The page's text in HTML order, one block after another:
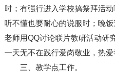
时；有强行进入学校搞祭拜活
听不懂也要耐心的说服时；晚
老师用QQ讨论联片教研活动研
一天无不在践行爱岗敬业，热爱
三、教学点工作。